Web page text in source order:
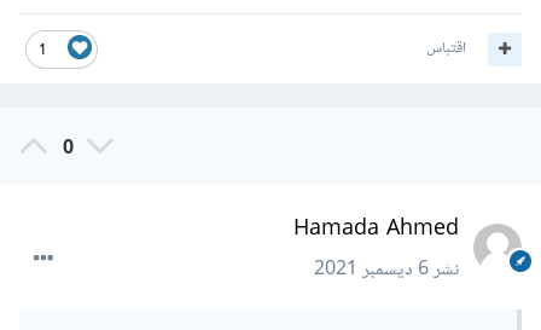
1 اقتباس
0
Hamada Ahmed
نشر6 ديسمبر 2021